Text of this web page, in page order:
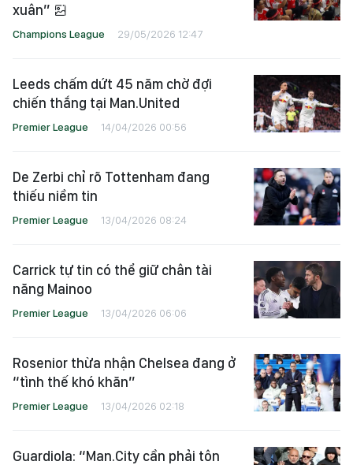
xuân”
Champions League 29/05/2026 12:47
Leeds chấm dứt 45 năm chờ đợi
chiến thắng tại Man.United
Premier League 14/04/2026 00:56
De Zerbi chỉ rõ Tottenham đang
thiếu niềm tin
Premier League 13/04/2026 08:24
Carrick tự tin có thể giữ chân tài
năng Mainoo
Premier League 13/04/2026 06:06
Rosenior thừa nhận Chelsea đang ở
“tình thế khó khăn”
Premier League 13/04/2026 02:18
Guardiola: “Man.City cần phải tôn